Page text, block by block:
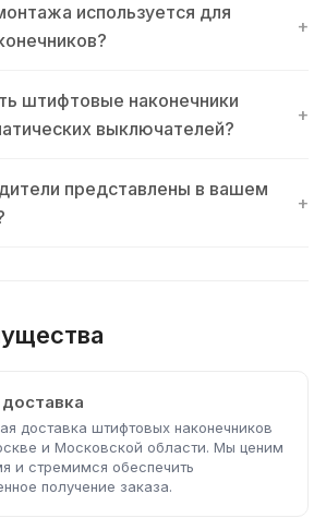
используется для
+
штифтовые наконечники
выключателей?
+
представлены в вашем
+
доставка штифтовых наконечников
и Московской области. Мы ценим
и стремимся обеспечить
получение заказа.